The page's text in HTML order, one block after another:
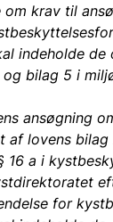
om krav til
indeholde de
bilag 5 i
ansøgning
af lovens
16 a i
for